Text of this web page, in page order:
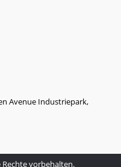
Avenue Industriepark,
Rechte vorbehalten.